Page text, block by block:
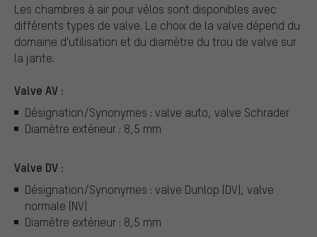
Les chambres à air pour vélos sont disponibles avec
différents types de valve. Le choix de la valve dépend du
domaine d'utilisation et du diamètre du trou de valve sur
la jante.
Valve AV :
Désignation/Synonymes : valve auto, valve Schrader
Diamètre extérieur : 8,5 mm
Valve DV :
Désignation/Synonymes : valve Dunlop (DV), valve
normale (NV)
Diamètre extérieur : 8,5 mm